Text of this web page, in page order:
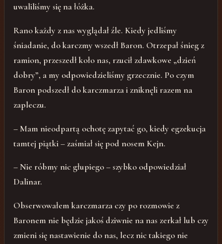
uwaliliśmy się na łóżka.
Rano każdy z nas wyglądał źle. Kiedy jedliśmy
śniadanie, do karczmy wszedł Baron. Otrzepał śnieg z
ramion, przeszedł koło nas, rzucił zdawkowe „dzień
dobry”, a my odpowiedzieliśmy grzecznie. Po czym
Baron podszedł do karczmarza i zniknęli razem na
zapleczu.
– Mam nieodpartą ochotę zapytać go, kiedy egzekucja
tamtej piątki – zaśmiał się pod nosem Kejn.
– Nie róbmy nic głupiego – szybko odpowiedział
Dalinar.
Obserwowałem karczmarza czy po rozmowie z
Baronem nie będzie jakoś dziwnie na nas zerkał lub czy
zmieni się nastawienie do nas, lecz nic takiego nie